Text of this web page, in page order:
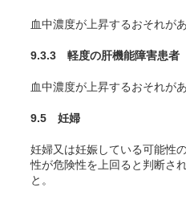
血中濃度が上昇するおそれが
9.3.3 軽度の肝機能障害患者
血中濃度が上昇するおそれが
9.5 妊婦
妊婦又は妊娠している可能性
性が危険性を上回ると判断さ
と。